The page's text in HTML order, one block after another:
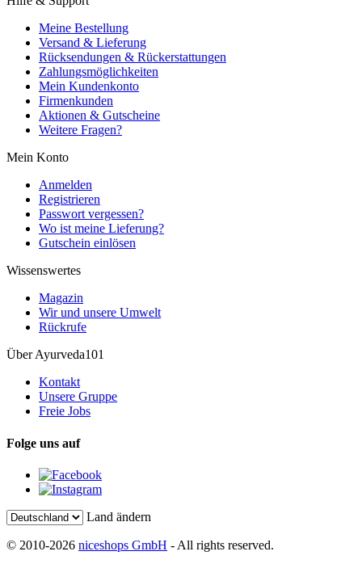
Meine Bestellung
Versand & Lieferung
Rücksendungen & Rückerstattungen
Zahlungsmöglichkeiten
Mein Kundenkonto
Firmenkunden
Aktionen & Gutscheine
Weitere Fragen?
Mein Konto
Anmelden
Registrieren
Passwort vergessen?
Wo ist meine Lieferung?
Gutschein einlösen
Wissenswertes
Magazin
Wir und unsere Umwelt
Rückrufe
Über Ayurveda101
Kontakt
Unsere Gruppe
Freie Jobs
Folge uns auf
Land ändern
© 2010-2026 niceshops GmbH - All rights reserved.